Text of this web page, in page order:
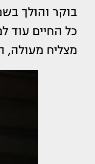
בוקר והולך
כל החיים עוד
מצליח מעולה,